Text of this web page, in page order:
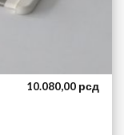
10.080,00 рсд